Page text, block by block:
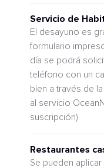
Servicio de
El desayuno es
formulario
día se podrá
teléfono con un
bien a través de
al servicio
suscripción)
Restaurantes
Se pueden